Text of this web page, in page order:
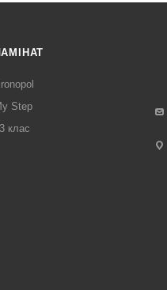
Step
клас